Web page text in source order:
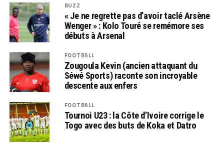
BUZZ
« Je ne regrette pas d’avoir taclé Arsène
Wenger » : Kolo Touré se remémore ses
débuts à Arsenal
FOOTBALL
Zougoula Kevin (ancien attaquant du
Séwé Sports) raconte son incroyable
descente aux enfers
FOOTBALL
Tournoi U23 : la Côte d’Ivoire corrige le
Togo avec des buts de Koka et Datro